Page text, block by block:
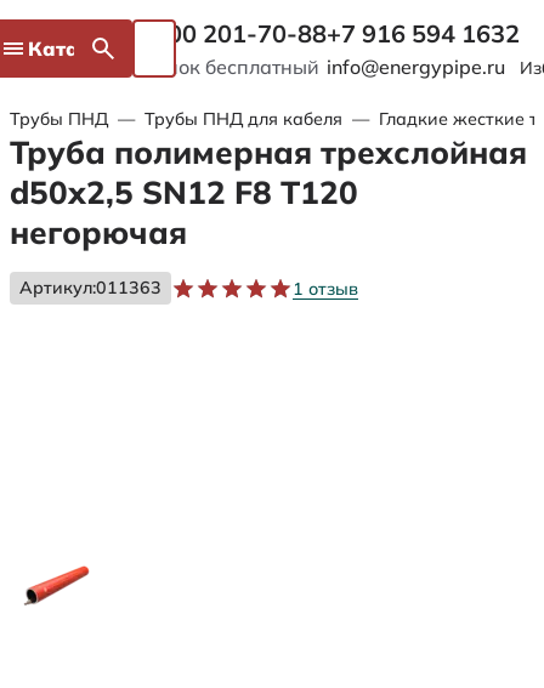
Каталог 8 800 201-70-88
Звонок бесплатный
+7 916 594 1632
info@energypipe.ru
Трубы ПНД — Трубы ПНД для кабеля — Гладкие жесткие
Труба полимерная трехслойная
d50х2,5 SN12 F8 Т120
негорючая
Артикул:011363 1 отзыв